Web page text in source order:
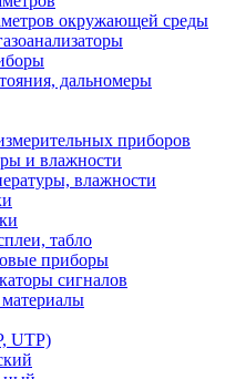
окружающей среды
дальномеры
приборов
и влажности
влажности
табло
приборы
сигналов
UTP)